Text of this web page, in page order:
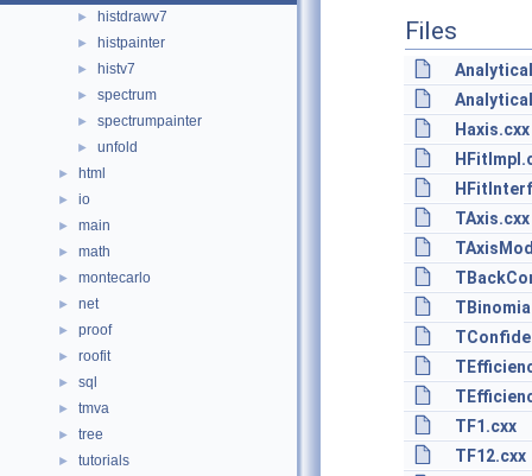
► histdrawv7
► histpainter
► histv7
► spectrum
► spectrumpainter
► unfold
► html
► io
► main
► math
► montecarlo
► net
► proof
► roofit
► sql
► tmva
► tree
► tutorials
Files
Haxis.cxx
TAxis.cxx
TF1.cxx
TF12.cxx